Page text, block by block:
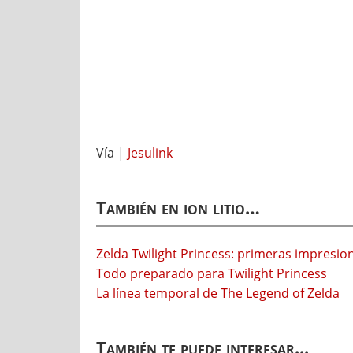
Vía | Jesulink
También en ion litio…
Zelda Twilight Princess: primeras
Todo preparado para Twilight Princess
La línea temporal de The Legend of Zelda
También te puede interesar...